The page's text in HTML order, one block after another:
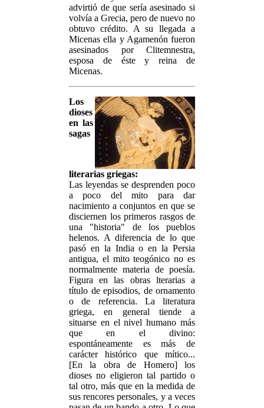
advirtió de que sería asesinado si
volvía a Grecia, pero de nuevo no
obtuvo crédito. A su llegada a
Micenas ella y Agamenón fueron
asesinados por Clitemnestra,
esposa de éste y reina de
Micenas.
Los
dioses
en las
sagas
literarias griegas:
Las leyendas se desprenden poco
a poco del mito para dar
nacimiento a conjuntos en que se
disciernen los primeros rasgos de
una "historia" de los pueblos
helenos. A diferencia de lo que
pasó en la India o en la Persia
antigua, el mito teogónico no es
normalmente materia de poesía.
Figura en las obras lterarias a
título de episodios, de ornamento
o de referencia. La literatura
griega, en general tiende a
situarse en el nivel humano más
que en el divino:
espontáneamente es más de
carácter histórico que mítico...
[En la obra de Homero] los
dioses no eligieron tal partido o
tal otro, más que en la medida de
sus rencores personales, y a veces